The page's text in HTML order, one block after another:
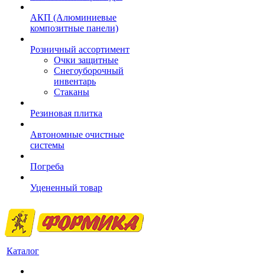
АКП (Алюминиевые
композитные панели)
Розничный ассортимент
Очки защитные
Снегоуборочный
инвентарь
Стаканы
Резиновая плитка
Автономные очистные
системы
Погреба
Уцененный товар
Каталог